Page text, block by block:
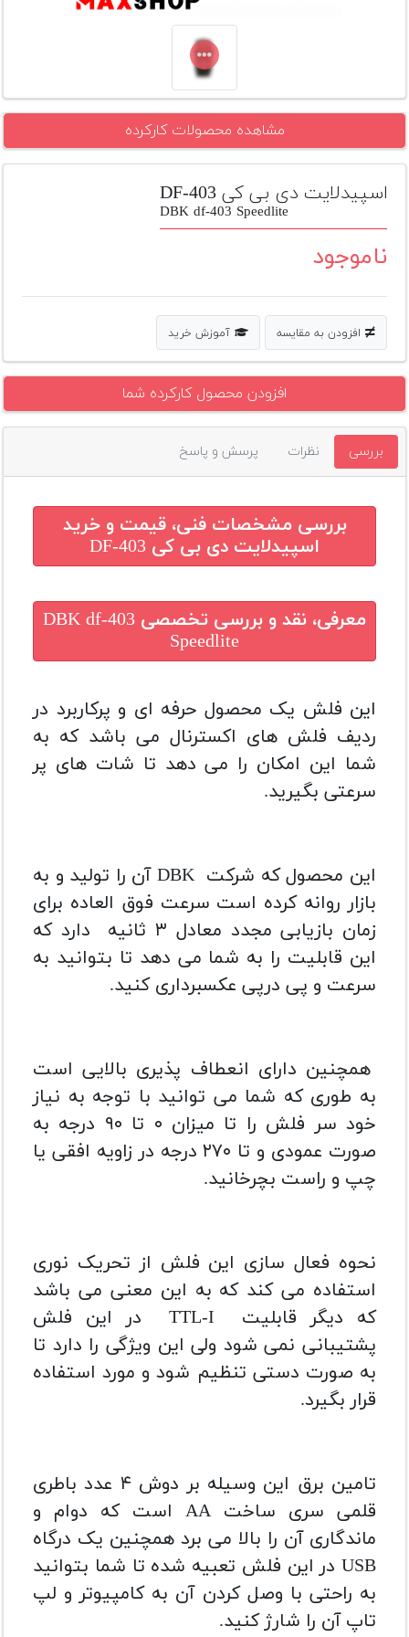
افزودن
دست
دوم
لیست
قیمت
دوربین
مشاهده محصولات کارکرده
اسپیدلایت دی بی کی DF-403
DBK df-403 Speedlite
ناموجود
افزودن به مقایسه آموزش خرید
افزودن محصول کارکرده شما
بررسی نظرات پرسش و پاسخ
بررسی مشخصات فنی، قیمت و خرید
اسپیدلایت دی بی کی DF-403
معرفی، نقد و بررسی تخصصی DBK df-403
Speedlite
این فلش یک محصول حرفه ای و پرکاربرد در
ردیف فلش های اکسترنال می باشد که به
شما این امکان را می دهد تا شات های پر
سرعتی بگیرید.
این محصول که شرکت DBK آن را تولید و به
بازار روانه کرده است سرعت فوق العاده برای
زمان بازیابی مجدد معادل ۳ ثانیه دارد که
این قابلیت را به شما می دهد تا بتوانید به
سرعت و پی درپی عکسبرداری کنید.
همچنین دارای انعطاف پذیری بالایی است
به طوری که شما می توانید با توجه به نیاز
خود سر فلش را تا میزان ۰ تا ۹۰ درجه به
صورت عمودی و تا ۲۷۰ درجه در زاویه افقی یا
چپ و راست بچرخانید.
نحوه فعال سازی این فلش از تحریک نوری
استفاده می کند که به این معنی می باشد
که دیگر قابلیت TTL-I در این فلش
پشتیبانی نمی شود ولی این ویژگی را دارد تا
به صورت دستی تنظیم شود و مورد استفاده
قرار بگیرد.
تامین برق این وسیله بر دوش ۴ عدد باطری
قلمی سری ساخت AA است که دوام و
ماندگاری آن را بالا می برد همچنین یک درگاه
USB در این فلش تعبیه شده تا شما بتوانید
به راحتی با وصل کردن آن به کامپیوتر و لپ
تاپ آن را شارژ کنید.